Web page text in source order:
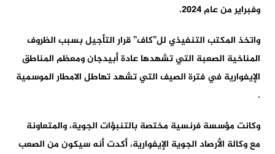
وفبراير من عام 2024.
واتخذ المكتب التنفيذي لل”كاف” قرار التأجيل بسبب الظروف
المناخية الصعبة التي تشهدها عادة أبيدجان ومعظم المناطق
الإيفوارية في فترة الصيف التي تشهد تهاطل الامطار الموسمية
.
وكانت مؤسسة فرنسية مختصة بالتنبؤات الجوية، والمتعاونة
مع وكالة الأرصاد الجوية الإيفوارية، أكدت أنه سيكون من الصعب